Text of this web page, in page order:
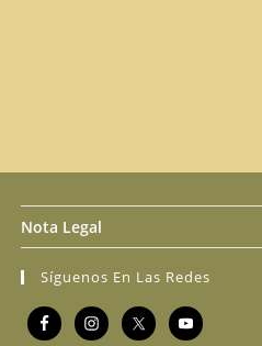
Nota Legal
Síguenos En Las Redes